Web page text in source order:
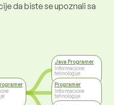
da biste se upoznali sa
Java Programer
Informacione
tehnologije
Programer
Informacione
tehnologije